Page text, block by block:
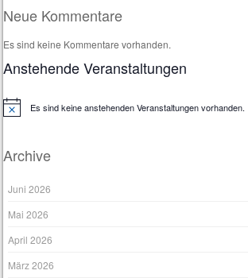
Neue Kommentare
Es sind keine Kommentare vorhanden.
Anstehende Veranstaltungen
H
e
Es sind keine anstehenden Veranstaltungen vorhanden.
Archive
Juni 2026
Mai 2026
April 2026
März 2026